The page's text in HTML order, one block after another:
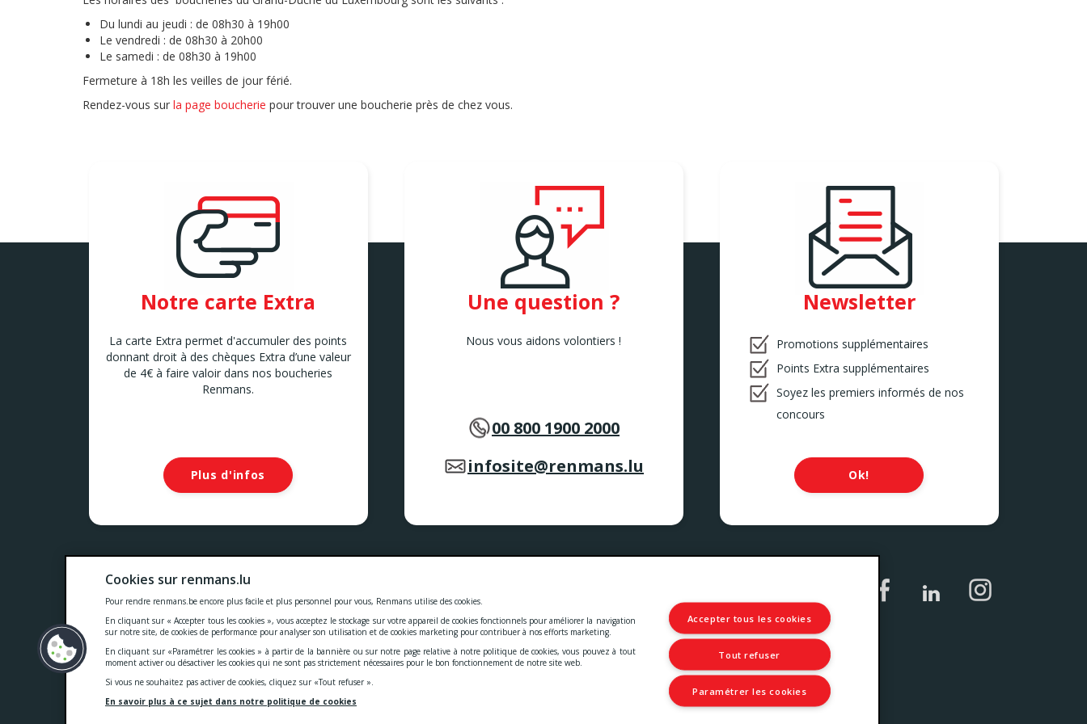
Du lundi au jeudi : de 08h30 à 19h00
Le vendredi : de 08h30 à 20h00
Le samedi : de 08h30 à 19h00
Fermeture à 18h les veilles de jour férié.
Rendez-vous sur la page boucherie pour trouver une boucherie près de chez vous.
Notre carte Extra
La carte Extra permet d'accumuler des points
donnant droit à des chèques Extra d’une valeur
de 4€ à faire valoir dans nos boucheries
Renmans.
Plus d'infos
Une question ?
Nous vous aidons volontiers !
00 800 1900 2000
infosite@renmans.lu
Newsletter
Promotions supplémentaires
Points Extra supplémentaires
Soyez les premiers informés de nos
concours
Ok!
Cookies - Confidentialité - Conditions générales -
Deklaratioun zur Barrierefräiheet
© 2026 Viande Luxembourg S.A.
4 Rue Henri M. Schnadt
2530 Luxembourg
TVA: LU15083165
IBAN: LU66 0030 5265 0422 0000
Cookies sur renmans.lu
Pour rendre renmans.be encore plus facile et plus personnel pour vous, Renmans utilise des cookies.
En cliquant sur « Accepter tous les cookies », vous acceptez le stockage sur votre appareil de cookies fonctionnels pour améliorer la navigation
sur notre site, de cookies de performance pour analyser son utilisation et de cookies marketing pour contribuer à nos efforts marketing.
En cliquant sur «Paramétrer les cookies » à partir de la bannière ou sur notre page relative à notre politique de cookies, vous pouvez à tout
moment activer ou désactiver les cookies qui ne sont pas strictement nécessaires pour le bon fonctionnement de notre site web.
Si vous ne souhaitez pas activer de cookies, cliquez sur «Tout refuser ».
En savoir plus à ce sujet dans notre politique de cookies
Accepter tous les cookies
Tout refuser
Paramétrer les cookies